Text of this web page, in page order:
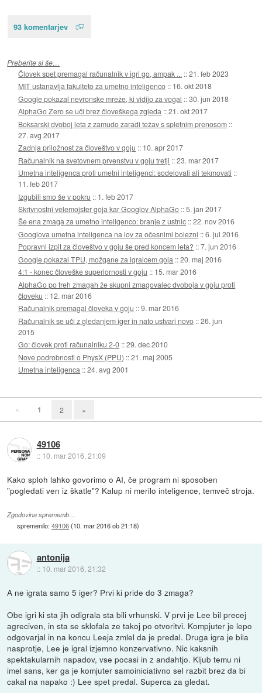
93 komentarjev
Preberite si še…
Človek spet premagal računalnik v igri go, ampak ... ::21. feb 2023
MIT ustanavlja fakulteto za umetno inteligenco :: 16. okt 2018
Google pokazal nevronske mreže, ki vidijo za vogal ::30. jun 2018
AlphaGo Zero se uči brez človeškega zgleda ::21. okt 2017
Boksarski dvoboj leta z zamudo zaradi težav s spletnim prenosom ::
27. avg 2017
Zadnja priložnost za človeštvo v goju :: 10. apr 2017
Računalnik na svetovnem prvenstvu v goju tretji ::23. mar 2017
Umetna inteligenca proti umetni inteligenci: sodelovati ali tekmovati ::
11. feb 2017
Izgubili smo še v pokru :: 1. feb 2017
Skrivnostni velemojster goja kar Googlov AlphaGo ::5. jan 2017
Še ena zmaga za umetno inteligenco: branje z ustnic ::22. nov 2016
Googlova umetna inteligenca na lov za očesnimi bolezni ::6. jul 2016
Popravni izpit za človeštvo v goju še pred koncem leta? ::7. jun 2016
Google pokazal TPU, možgane za igralcem goja ::20. maj 2016
4:1 - konec človeške superiornosti v goju :: 15. mar 2016
AlphaGo po treh zmagah že skupni zmagovalec dvoboja v goju proti
človeku :: 12. mar 2016
Računalnik premagal človeka v goju ::9. mar 2016
Računalnik se uči z gledanjem iger in nato ustvari novo ::26. jun
2015
Go: človek proti računalniku 2-0 ::29. dec 2010
Nove podrobnosti o PhysX (PPU) ::21. maj 2005
Umetna inteligenca ::24. avg 2001
« 1 2 »
49106
:: 10. mar 2016, 21:09
Kako sploh lahko govorimo o AI, če program ni sposoben
"pogledati ven iz škatle"? Kalup ni merilo inteligence, temveč stroja.
Zgodovina sprememb…
spremenilo:49106(10. mar 2016 ob 21:18)
antonija
:: 10. mar 2016, 21:32
A ne igrata samo 5 iger? Prvi ki pride do 3 zmaga?
Obe igri ki sta jih odigrala sta bili vrhunski. V prvi je Lee bil precej
agreciven, in sta se sklofala ze takoj po otvoritvi. Kompjuter je lepo
odgovarjal in na koncu Leeja zmlel da je predal. Druga igra je bila
nasprotje, Lee je igral izjemno konzervativno. Nic kaksnih
spektakularnih napadov, vse pocasi in z andahtjo. Kljub temu ni
imel sans, ker ga je komjuter samoiniciativno sel razbit brez da bi
cakal na napako :) Lee spet predal. Superca za gledat.